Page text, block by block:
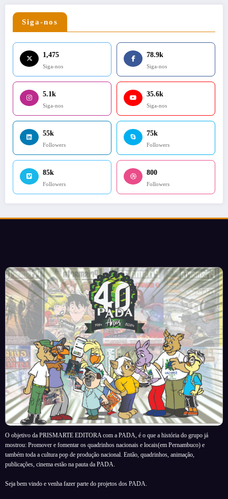
Siga-nos
1,475
Siga-nos
78.9k
Siga-nos
5.1k
Siga-nos
35.6k
Siga-nos
55k
Followers
75k
Followers
85k
Followers
800
Followers
O objetivo da PRISMARTE EDITORA com a PADA, é o que a história do grupo já
mostrou: Promover e fomentar os quadrinhos nacionais e locais(em Pernambuco) e
também toda a cultura pop de produção nacional. Então, quadrinhos, animação,
publicações, cinema estão na pauta da PADA.
Seja bem vindo e venha fazer parte do projetos dos PADA.